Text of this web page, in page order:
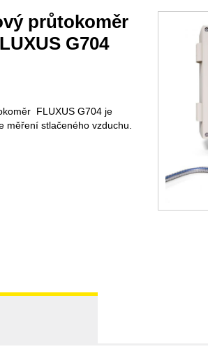
průtokoměr
G704
FLUXUS G704 je
stlačeného vzduchu.